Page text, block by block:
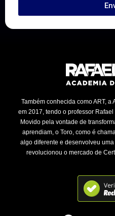
Também conhecida como ART,
em 2017, tendo o professor
Movido pela vontade de
aprendiam, o Toro, como é
algo diferente e desenvolveu
revolucionou o mercado de